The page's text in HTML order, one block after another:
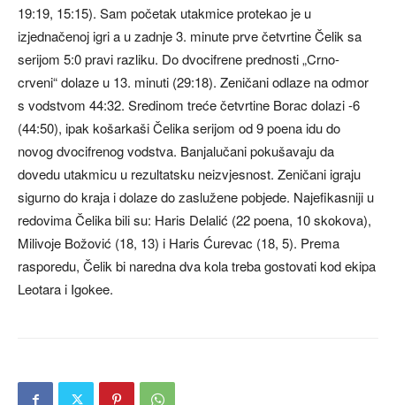
19:19, 15:15). Sam početak utakmice protekao je u
izjednačenoj igri a u zadnje 3. minute prve četvrtine Čelik sa
serijom 5:0 pravi razliku. Do dvocifrene prednosti „Crno-
crveni“ dolaze u 13. minuti (29:18). Zeničani odlaze na odmor
s vodstvom 44:32. Sredinom treće četvrtine Borac dolazi -6
(44:50), ipak košarkaši Čelika serijom od 9 poena idu do
novog dvocifrenog vodstva. Banjalučani pokušavaju da
dovedu utakmicu u rezultatsku neizvjesnost. Zeničani igraju
sigurno do kraja i dolaze do zaslužene pobjede. Najefikasniji u
redovima Čelika bili su: Haris Delalić (22 poena, 10 skokova),
Milivoje Božović (18, 13) i Haris Ćurevac (18, 5). Prema
rasporedu, Čelik bi naredna dva kola treba gostovati kod ekipa
Leotara i Igokee.